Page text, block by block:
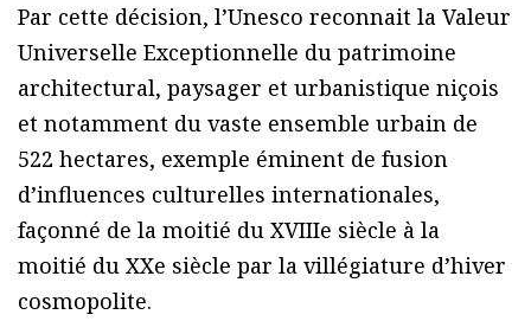
Par cette décision, l’Unesco reconnait la Valeur
Universelle Exceptionnelle du patrimoine
architectural, paysager et urbanistique niçois
et notamment du vaste ensemble urbain de
522 hectares, exemple éminent de fusion
d’influences culturelles internationales,
façonné de la moitié du XVIIIe siècle à la
moitié du XXe siècle par la villégiature d’hiver
cosmopolite.